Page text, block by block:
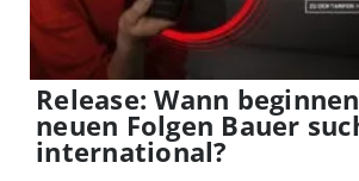
Release: Wann
neuen Folgen Bauer
international?